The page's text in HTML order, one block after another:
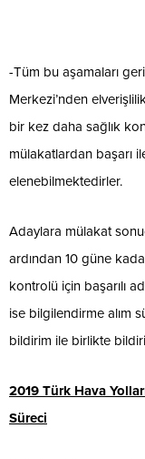
-Tüm bu aşamaları
Merkezi’nden
bir kez daha sağlık
mülakatlardan başarı
elenebilmektedirler.
Adaylara mülakat
ardından 10 güne
kontrolü için başarılı
ise bilgilendirme alım
bildirim ile birlikte
2019 Türk Hava
Süreci